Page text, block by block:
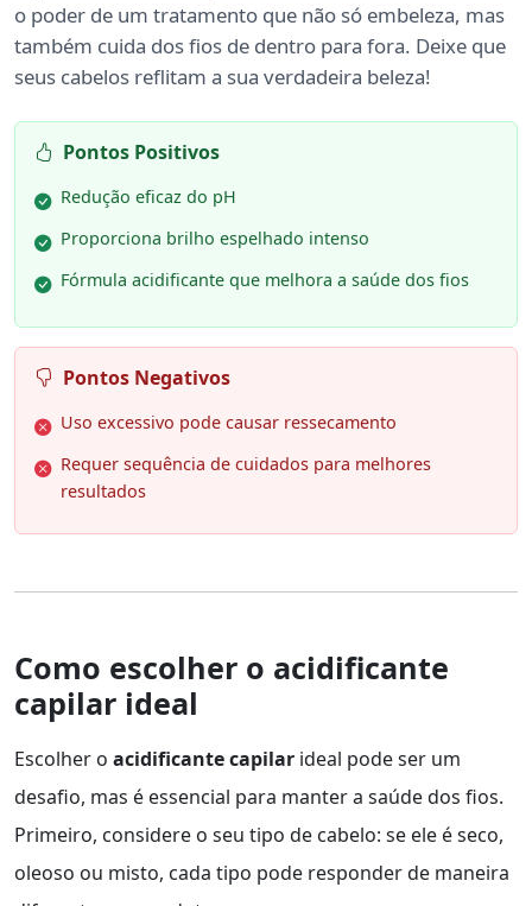
o poder de um tratamento que não só embeleza, mas
também cuida dos fios de dentro para fora. Deixe que
seus cabelos reflitam a sua verdadeira beleza!
Pontos Positivos
Redução eficaz do pH
Proporciona brilho espelhado intenso
Fórmula acidificante que melhora a saúde dos fios
Pontos Negativos
Uso excessivo pode causar ressecamento
Requer sequência de cuidados para melhores
resultados
Como escolher o acidificante
capilar ideal
Escolher o acidificante capilar ideal pode ser um
desafio, mas é essencial para manter a saúde dos fios.
Primeiro, considere o seu tipo de cabelo: se ele é seco,
oleoso ou misto, cada tipo pode responder de maneira